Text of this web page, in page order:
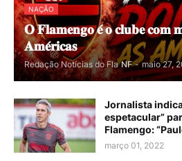
NAÇÃO
𝐎 𝐅𝐥𝐚𝐦𝐞𝐧𝐠𝐨 𝐞́ 𝐨 𝐜𝐥𝐮𝐛𝐞 𝐜𝐨𝐦
𝐀𝐦𝐞́𝐫𝐢𝐜𝐚𝐬
Redação Notícias do Fla NF - maio 27,
Jornalista
espetacular”
Flamengo:
março 01, 2022